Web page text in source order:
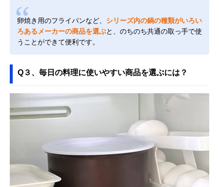
卵焼き用のフライパンなど、 シリーズ内の鍋の種類がいろい
ろあるメーカーの商品を選ぶと、のちのち共通の取っ手で使
うことができて便利です。
Q３、毎日の料理に使いやすい商品を選ぶには？